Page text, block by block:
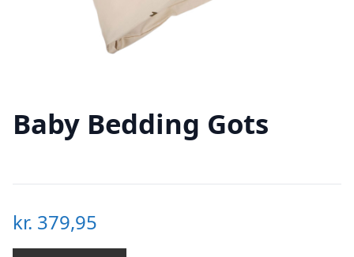
Baby Bedding Gots
kr. 379,95